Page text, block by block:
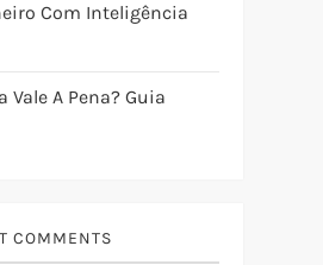
Com Inteligência
A Pena? Guia
COMMENTS